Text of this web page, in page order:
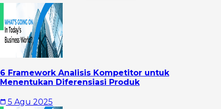
6 Framework Analisis Kompetitor untuk
Menentukan Diferensiasi Produk
5 Agu 2025